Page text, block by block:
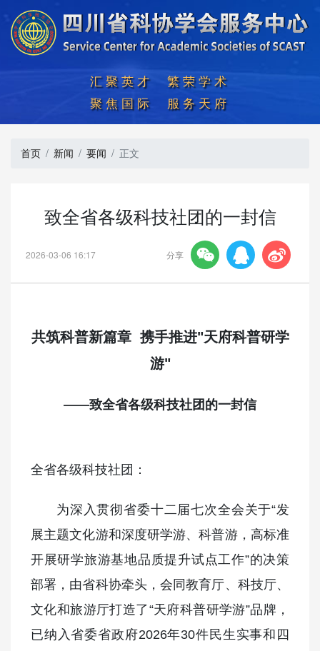
汇聚英才  繁荣学术
聚焦国际  服务天府
首页 新闻 要闻 正文
致全省各级科技社团的一封信
2026-03-06 16:17 分享   
共筑科普新篇章 携手推进"天府科普研学
游"
——致全省各级科技社团的一封信
全省各级科技社团：
为深入贯彻省委十二届七次全会关于“发
展主题文化游和深度研学游、科普游，高标准
开展研学旅游基地品质提升试点工作”的决策
部署，由省科协牵头，会同教育厅、科技厅、
文化和旅游厅打造了“天府科普研学游”品牌，
已纳入省委省政府2026年30件民生实事和四